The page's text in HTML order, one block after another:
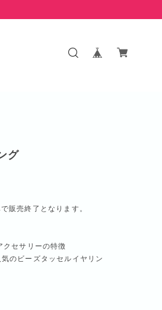
グ
販売終了となります。
セサリーの特徴
のビーズタッセルイヤリン